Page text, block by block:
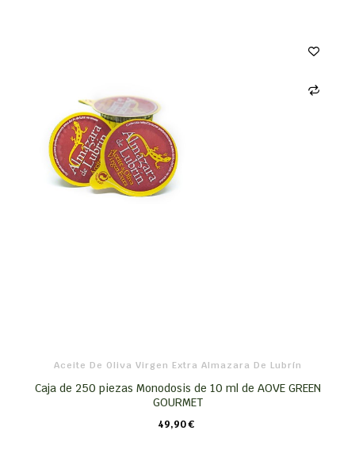
Aceite De Oliva Virgen Extra Almazara De Lubrín
Caja de 250 piezas Monodosis de 10 ml de AOVE GREEN
GOURMET
49,90 €
CARRO